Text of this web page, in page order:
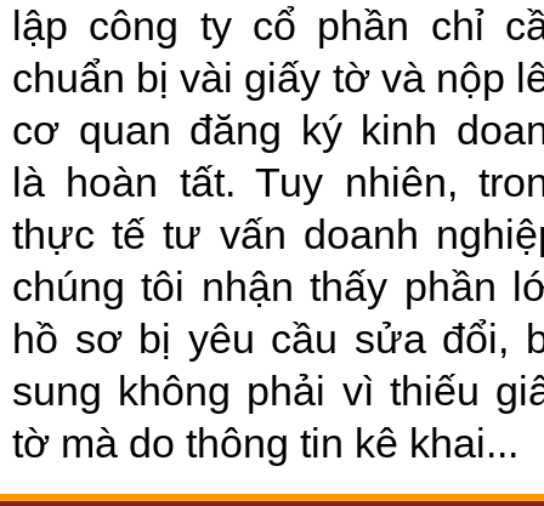
lập công ty cổ phần chỉ
chuẩn bị vài giấy tờ và nộp
cơ quan đăng ký kinh
là hoàn tất. Tuy nhiên,
thực tế tư vấn doanh
chúng tôi nhận thấy phần
hồ sơ bị yêu cầu sửa đổi,
sung không phải vì thiếu
tờ mà do thông tin kê khai...